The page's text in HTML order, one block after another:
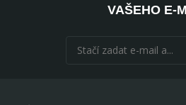
VAŠEHO E-